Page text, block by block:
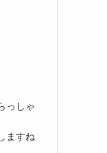
っしゃ
ますね